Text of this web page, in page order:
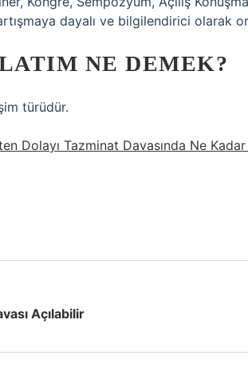
dayalı ve bilgilendirici olarak
NE DEMEK?
türüdür.
Dolayı Tazminat Davasında Ne Kadar
Açılabilir